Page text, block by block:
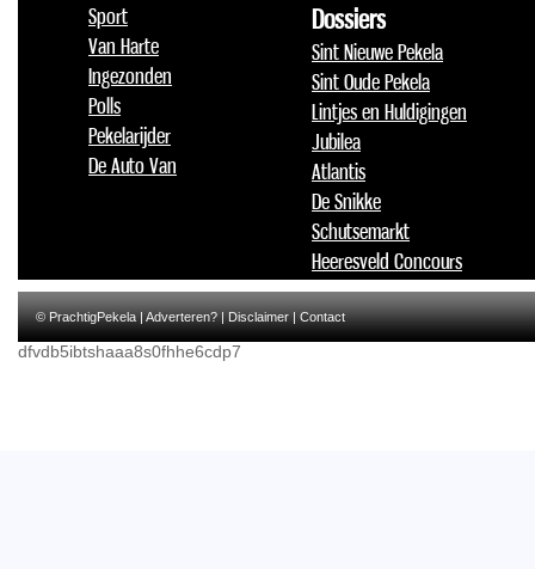
Sport
Van Harte
Ingezonden
Polls
Pekelarijder
De Auto Van
Dossiers
Sint Nieuwe Pekela
Sint Oude Pekela
Lintjes en Huldigingen
Jubilea
Atlantis
De Snikke
Schutsemarkt
Heeresveld Concours
© PrachtigPekela |Adverteren?|Disclaimer|Contact
dfvdb5ibtshaaa8s0fhhe6cdp7